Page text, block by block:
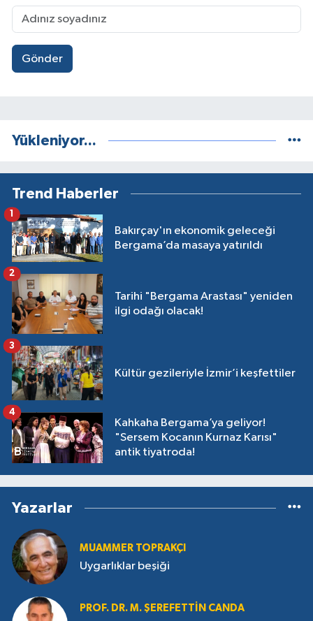
Gönder
Yükleniyor...
Trend Haberler
Bakırçay'ın ekonomik geleceği
Bergama’da masaya yatırıldı
Tarihi "Bergama Arastası" yeniden
ilgi odağı olacak!
2
Kültür gezileriyle İzmir’i keşfettiler
3
Kahkaha Bergama’ya geliyor!
"Sersem Kocanın Kurnaz Karısı"
antik tiyatroda!
4
Yazarlar
MUAMMER TOPRAKÇI
Uygarlıklar beşiği
PROF. DR. M. ŞEREFETTIN CANDA